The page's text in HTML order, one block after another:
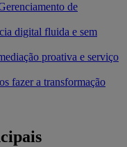
de
digital fluida e sem
proativa e serviço
fazer a transformação